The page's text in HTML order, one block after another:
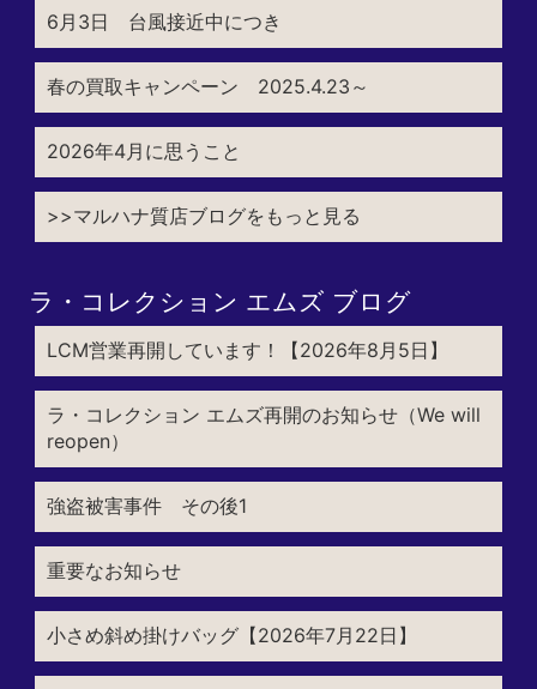
6月3日 台風接近中につき
春の買取キャンペーン 2025.4.23～
2026年4月に思うこと
>>マルハナ質店ブログをもっと見る
ラ・コレクション エムズ ブログ
LCM営業再開しています！【2026年8月5日】
ラ・コレクション エムズ再開のお知らせ（We will
reopen）
強盗被害事件 その後1
重要なお知らせ
小さめ斜め掛けバッグ【2026年7月22日】